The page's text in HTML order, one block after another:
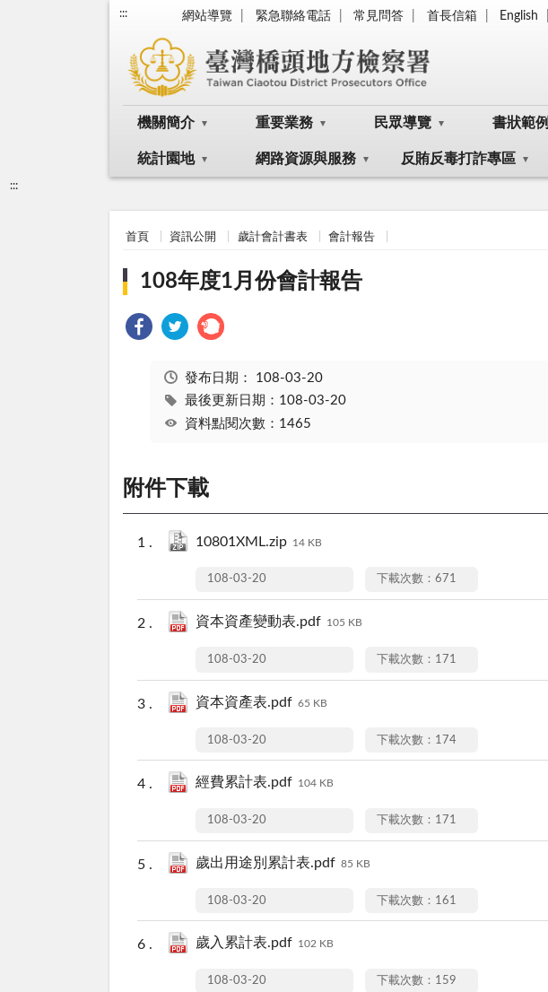
::: 網站導覽 緊急聯絡電話 常見問答 首長信箱 English
機關簡介 重要業務 民眾導覽 書狀範例
統計園地 網路資源與服務 反賄反毒打詐專區
:::
首頁 資訊公開 歲計會計書表 會計報告
108年度1月份會計報告
發布日期： 108-03-20
最後更新日期：108-03-20
資料點閱次數：1465
附件下載
10801XML.zip 14 KB
108-03-20 下載次數：671
資本資產變動表.pdf 105 KB
108-03-20 下載次數：171
資本資產表.pdf 65 KB
108-03-20 下載次數：174
經費累計表.pdf 104 KB
108-03-20 下載次數：171
歲出用途別累計表.pdf 85 KB
108-03-20 下載次數：161
歲入累計表.pdf 102 KB
108-03-20 下載次數：159